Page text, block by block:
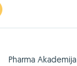
Pharma Akademija